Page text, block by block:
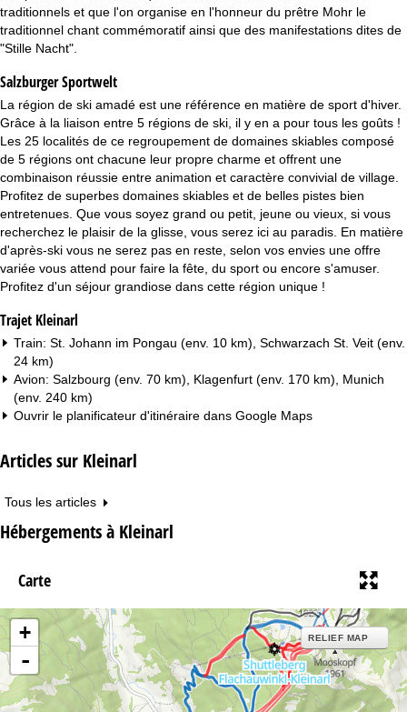
traditionnels et que l'on organise en l'honneur du prêtre Mohr le
traditionnel chant commémoratif ainsi que des manifestations dites de
"Stille Nacht".
Salzburger Sportwelt
La région de ski amadé est une référence en matière de sport d'hiver.
Grâce à la liaison entre 5 régions de ski, il y en a pour tous les goûts !
Les 25 localités de ce regroupement de domaines skiables composé
de 5 régions ont chacune leur propre charme et offrent une
combinaison réussie entre animation et caractère convivial de village.
Profitez de superbes domaines skiables et de belles pistes bien
entretenues. Que vous soyez grand ou petit, jeune ou vieux, si vous
recherchez le plaisir de la glisse, vous serez ici au paradis. En matière
d'après-ski vous ne serez pas en reste, selon vos envies une offre
variée vous attend pour faire la fête, du sport ou encore s'amuser.
Profitez d'un séjour grandiose dans cette région unique !
Trajet Kleinarl
Train: St. Johann im Pongau (env. 10 km), Schwarzach St. Veit (env.
24 km)
Avion: Salzbourg (env. 70 km), Klagenfurt (env. 170 km), Munich
(env. 240 km)
Ouvrir le planificateur d'itinéraire dans Google Maps
Articles sur Kleinarl
Tous les articles
Hébergements à Kleinarl
Carte
+
-
RELIEF MAP